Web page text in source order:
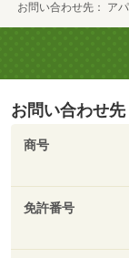
お問い合わせ先 ア
お問い合わせ先
商号
免許番号